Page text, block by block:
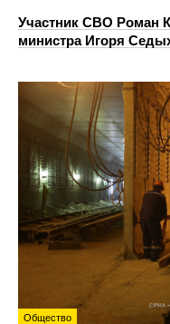
Участник СВО Роман
министра Игоря
Общество